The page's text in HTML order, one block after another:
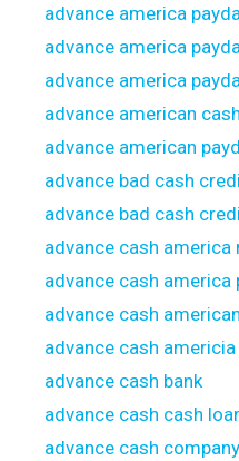
advance america
advance america
advance america
advance american
advance american
advance bad cash
advance bad cash
advance cash america
advance cash america
advance cash american
advance cash americia
advance cash bank
advance cash cash
advance cash company